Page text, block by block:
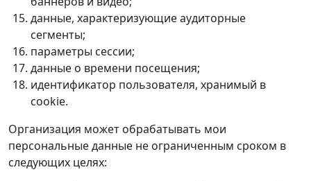
данные, характеризующие аудиторные
сегменты;
параметры сессии;
данные о времени посещения;
идентификатор пользователя, хранимый в
cookie.
Организация может обрабатывать мои
персональные данные не ограниченным сроком в
следующих целях: